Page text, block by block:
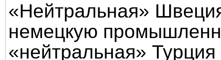
«Нейтральная»
немецкую
«нейтральная»